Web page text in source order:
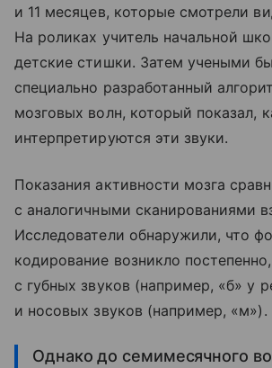
и 11 месяцев, которые смотрели
На роликах учитель начальной
детские стишки. Затем учеными
специально разработанный
мозговых волн, который показал,
интерпретируются эти звуки.
Показания активности мозга
с аналогичными сканированиями
Исследователи обнаружили, что
кодирование возникло
с губных звуков (например, «б» у
и носовых звуков (например, «м»).
Однако до семимесячного